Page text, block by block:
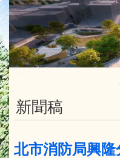
新聞稿
北市消防局興